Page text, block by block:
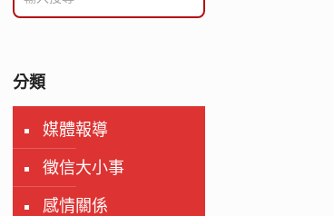
分類
媒體報導
徵信大小事
感情關係